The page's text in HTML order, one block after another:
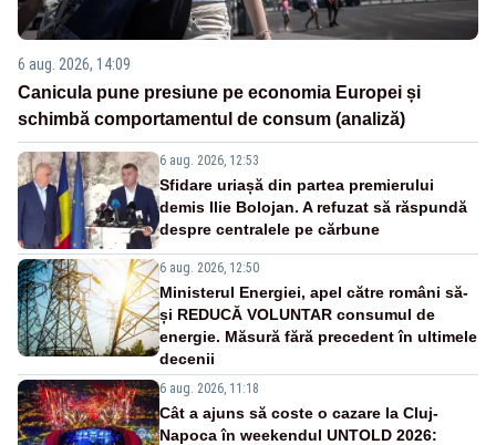
6 aug. 2026, 14:09
Canicula pune presiune pe economia Europei și
schimbă comportamentul de consum (analiză)
6 aug. 2026, 12:53
Sfidare uriașă din partea premierului
demis Ilie Bolojan. A refuzat să răspundă
despre centralele pe cărbune
6 aug. 2026, 12:50
Ministerul Energiei, apel către români să-
și REDUCĂ VOLUNTAR consumul de
energie. Măsură fără precedent în ultimele
decenii
6 aug. 2026, 11:18
Cât a ajuns să coste o cazare la Cluj-
Napoca în weekendul UNTOLD 2026: